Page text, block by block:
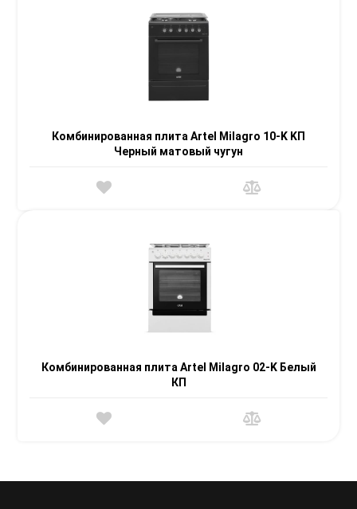
Комбинированная плита Artel Milagro 10-K KП
Черный матовый чугун
Комбинированная плита Artel Milagro 02-K Белый
КП